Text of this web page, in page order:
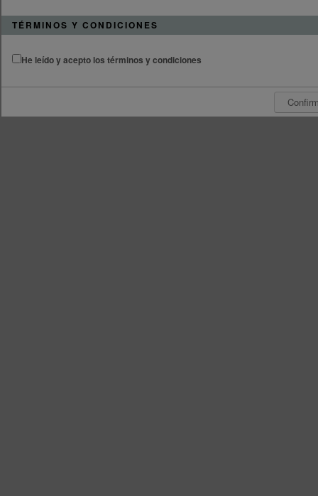
TÉRMINOS Y CONDICIONES
He leído y acepto los términos y condiciones